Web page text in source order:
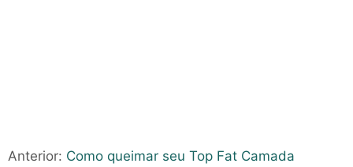
Anterior: Como queimar seu Top Fat Camada